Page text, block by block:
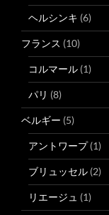
ヘルシンキ (6)
フランス (10)
コルマール (1)
パリ (8)
ベルギー (5)
アントワープ(1)
ブリュッセル (2)
リエージュ (1)